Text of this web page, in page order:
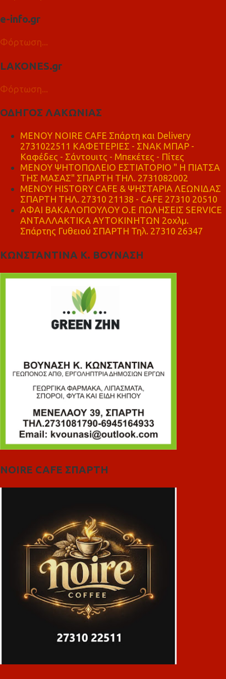
e-info.gr
Φόρτωση...
LAKONES.gr
Φόρτωση...
ΟΔΗΓΟΣ ΛΑΚΩΝΙΑΣ
MENOY NOIRE CAFE Σπάρτη και Delivery
2731022511 ΚΑΦΕΤΕΡΙΕΣ - ΣΝΑΚ ΜΠΑΡ -
Καφέδες - Σάντουιτς - Μπεκέτες - Πίτες
ΜΕΝΟΥ ΨΗΤΟΠΩΛΕΙΟ ΕΣΤΙΑΤΟΡΙΟ " Η ΠΙΑΤΣΑ
ΤΗΣ ΜΑΣΑΣ" ΣΠΑΡΤΗ ΤΗΛ. 2731082002
ΜΕΝΟΥ HISTORY CAFE & ΨΗΣΤΑΡΙΑ ΛΕΩΝΙΔΑΣ
ΣΠΑΡΤΗ ΤΗΛ. 27310 21138 - CAFE 27310 20510
ΑΦΑΙ ΒΑΚΑΛΟΠΟΥΛΟΥ Ο.Ε ΠΩΛΗΣΕΙΣ SERVICE
ΑΝΤΑΛΛΑΚΤΙΚΑ ΑΥΤΟΚΙΝΗΤΩΝ 2οχλμ.
Σπάρτης Γυθειού ΣΠΑΡΤΗ Τηλ. 27310 26347
ΚΩΝΣΤΑΝΤΙΝΑ Κ. ΒΟΥΝΑΣΗ
NOIRE CAFE ΣΠΑΡΤΗ